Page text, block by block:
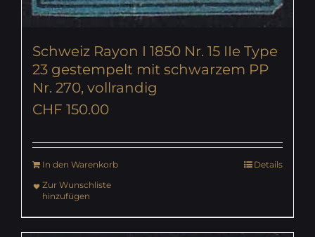
Schweiz Rayon I 1850 Nr. 15 IIe Type
23 gestempelt mit schwarzem PP
Nr. 270, vollrandig
CHF 150.00
In den Warenkorb
Details
Zur Wunschliste
hinzufügen